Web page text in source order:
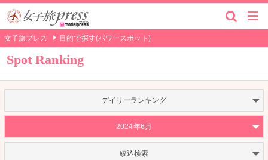
女子旅プレス 目的で探す(パワースポット)
Spot Ranking
デイリーランキング
2024年6月
絞込検索